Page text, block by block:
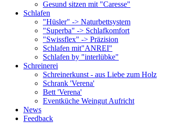
Gesund sitzen mit "Caresse"
Schlafen
"Hüsler" -> Naturbettsystem
"Superba" -> Schlafkomfort
"Swissflex" -> Präzision
Schlafen mit"ANREI"
Schlafen by "interlübke"
Schreinerei
Schreinerkunst - aus Liebe zum Holz
Schrank 'Verena'
Bett 'Verena'
Eventküche Weingut Aufricht
News
Feedback